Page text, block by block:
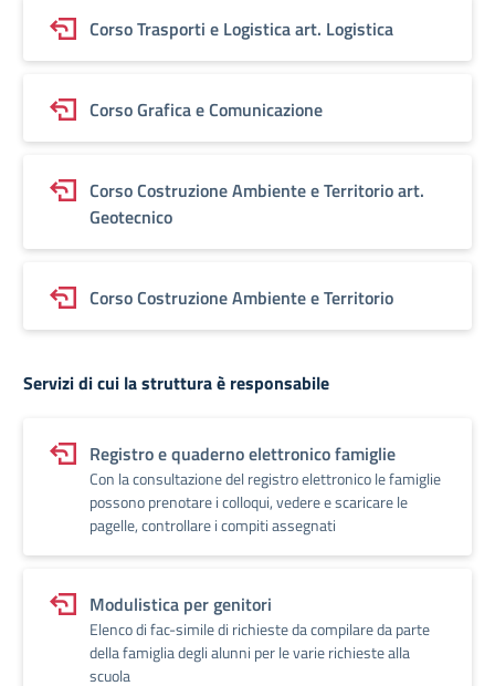
Corso Trasporti e Logistica art. Logistica
Corso Grafica e Comunicazione
Corso Costruzione Ambiente e Territorio art.
Geotecnico
Corso Costruzione Ambiente e Territorio
Servizi di cui la struttura è responsabile
Registro e quaderno elettronico famiglie
Con la consultazione del registro elettronico le famiglie
possono prenotare i colloqui, vedere e scaricare le
pagelle, controllare i compiti assegnati
Modulistica per genitori
Elenco di fac-simile di richieste da compilare da parte
della famiglia degli alunni per le varie richieste alla
scuola